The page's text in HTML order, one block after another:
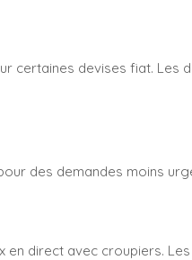
certaines devises fiat.
des demandes moins
direct avec croupiers.